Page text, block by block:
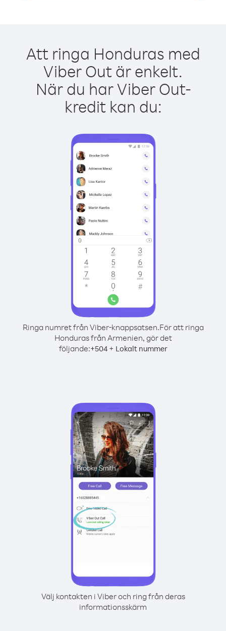
Att ringa Honduras med
Viber Out är enkelt.
När du har Viber Out-
kredit kan du:
Ringa numret från Viber-knappsatsen.För att ringa
Honduras från Armenien, gör det
följande:+504+ Lokalt nummer
Välj kontakten i Viber och ring från deras
informationsskärm